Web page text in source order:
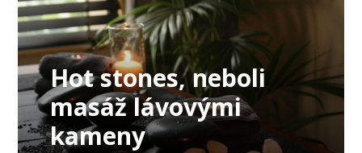
Hot stones, neboli
masáž lávovými
kameny